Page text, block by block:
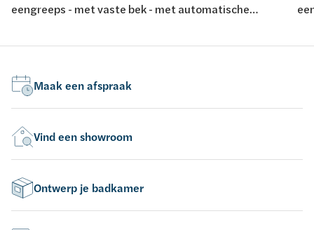
eengreeps - met vaste bek - met automatische
Maak een afspraak
Vind een showroom
Ontwerp je badkamer